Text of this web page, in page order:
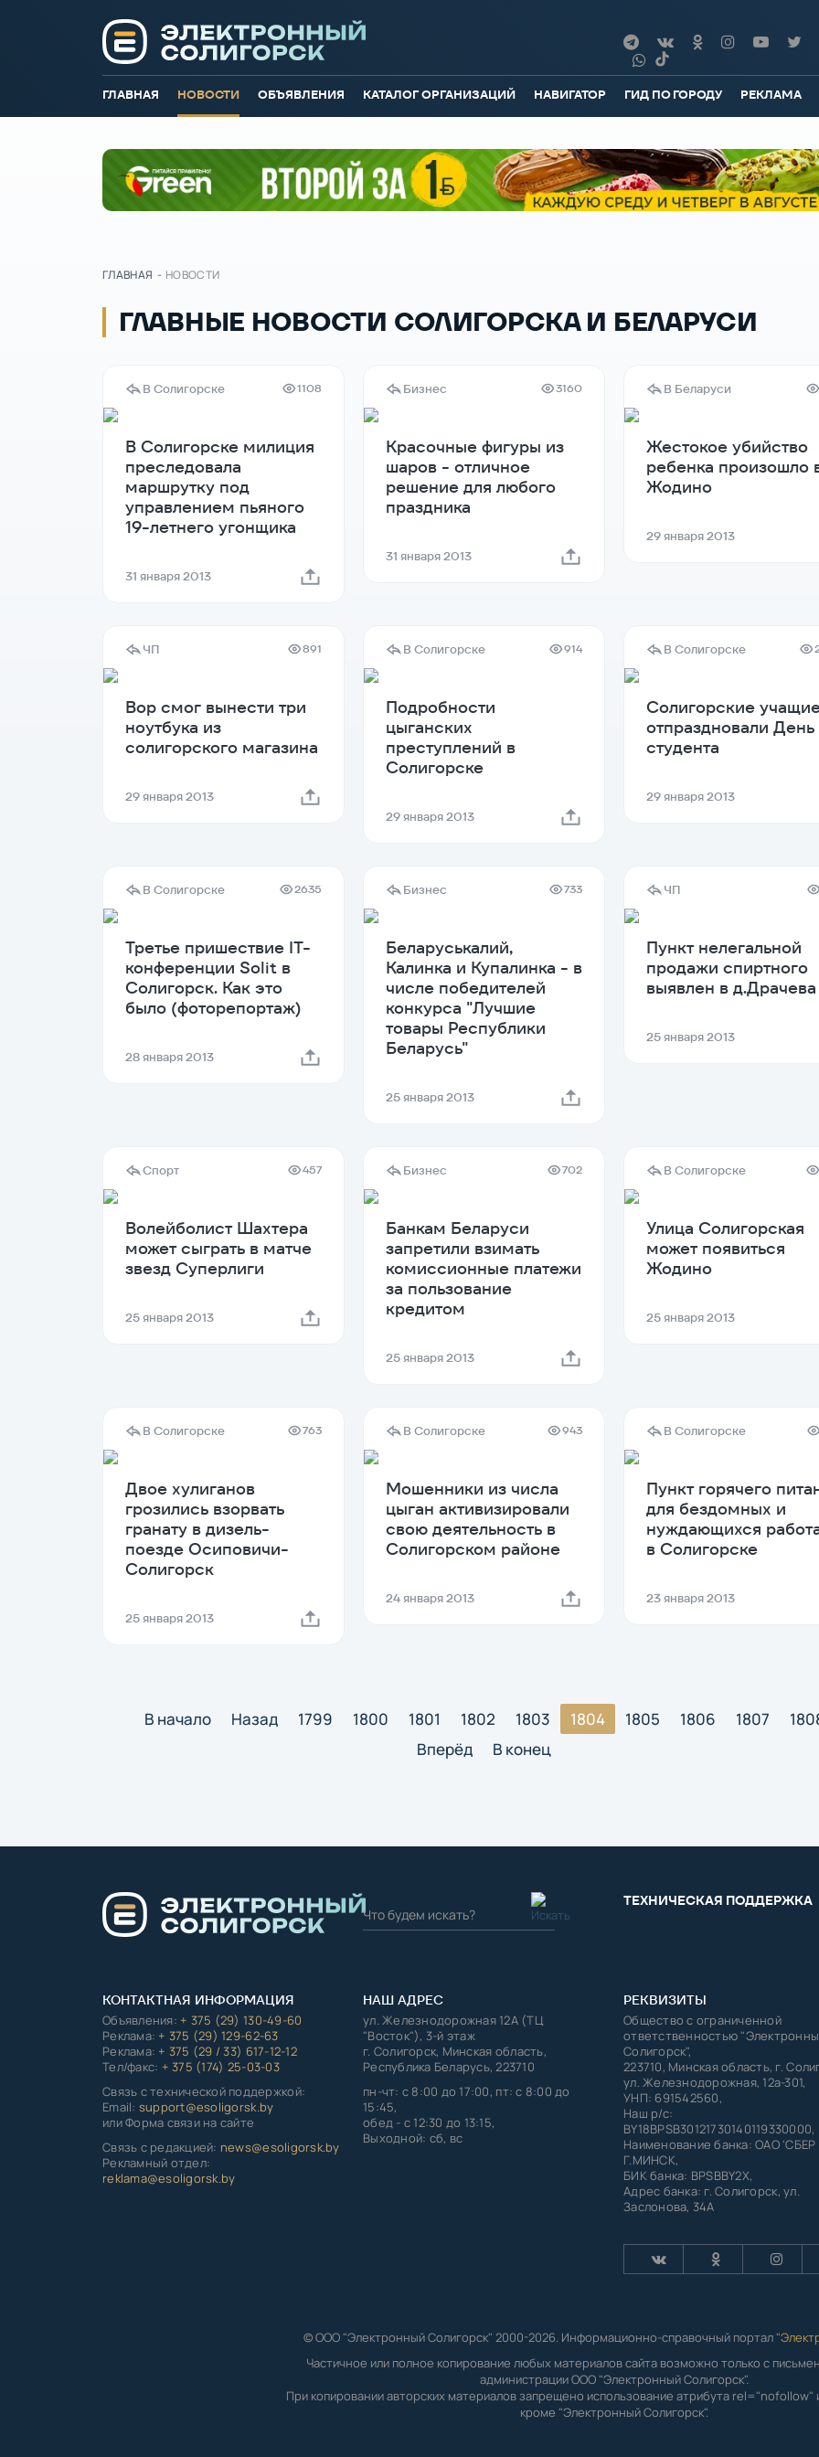
ГЛАВНАЯ НОВОСТИ ОБЪЯВЛЕНИЯ КАТАЛОГ ОРГАНИЗАЦИЙ НАВИГАТОР ГИД ПО ГОРОДУ РЕКЛАМА
ГЛАВНАЯ - НОВОСТИ
ГЛАВНЫЕ НОВОСТИ СОЛИГОРСКА И БЕЛАРУСИ
В Солигорске 1108
В Солигорске милиция
преследовала
маршрутку под
управлением пьяного
19-летнего угонщика
31 января 2013
Бизнес 3160
Красочные фигуры из
шаров - отличное
решение для любого
праздника
31 января 2013
В Беларуси
Жестокое убийство
ребенка произошло
Жодино
29 января 2013
ЧП 891
Вор смог вынести три
ноутбука из
солигорского магазина
29 января 2013
В Солигорске 914
Подробности
цыганских
преступлений в
Солигорске
29 января 2013
В Солигорске
Солигорские
отпраздновали День
студента
29 января 2013
В Солигорске 2635
Третье пришествие IT-
конференции Solit в
Солигорск. Как это
было (фоторепортаж)
28 января 2013
Бизнес 733
Беларуськалий,
Калинка и Купалинка - в
числе победителей
конкурса "Лучшие
товары Республики
Беларусь"
25 января 2013
ЧП
Пункт нелегальной
продажи спиртного
выявлен в д.Драчева
25 января 2013
Спорт 457
Волейболист Шахтера
может сыграть в матче
звезд Суперлиги
25 января 2013
Бизнес 702
Банкам Беларуси
запретили взимать
комиссионные платежи
за пользование
кредитом
25 января 2013
В Солигорске
Улица Солигорская
может появиться
Жодино
25 января 2013
В Солигорске 763
Двое хулиганов
грозились взорвать
гранату в дизель-
поезде Осиповичи-
Солигорск
25 января 2013
В Солигорске 943
Мошенники из числа
цыган активизировали
свою деятельность в
Солигорском районе
24 января 2013
В Солигорске
Пункт горячего
для бездомных и
нуждающихся
в Солигорске
23 января 2013
В начало Назад 1799 1800 1801 1802 1803 1804 1805 1806 1807
Вперёд
В конец
ТЕХНИЧЕСКАЯ ПОДДЕРЖКА
КОНТАКТНАЯ ИНФОРМАЦИЯ
Объявления:+ 375 (29) 130-49-60
Реклама:+ 375 (29) 129-62-63
Реклама:+ 375 (29 / 33) 617-12-12
Тел/факс: + 375 (174) 25-03-03
Связь с технической поддержкой:
Email: support@esoligorsk.by
или Форма связи на сайте
Связь с редакцией: news@esoligorsk.by
Рекламный отдел:
reklama@esoligorsk.by
НАШ АДРЕС
ул. Железнодорожная 12А (ТЦ
"Восток"), 3-й этаж
г. Солигорск, Минская область,
Республика Беларусь, 223710
пн-чт: с 8:00 до 17:00, пт: с 8:00 до
15:45,
обед - с 12:30 до 13:15,
Выходной: сб, вс
РЕКВИЗИТЫ
Общество с ограниченной
ответственностью
Солигорск",
223710, Минская область, г.
ул. Железнодорожная, 12а-301,
УНП: 691542560,
Наш р/с:
BY18BPSB30121730140119330000,
Наименование банка: ОАО
Г.МИНСК,
БИК банка: BPSBBY2X,
Адрес банка: г. Солигорск, ул.
Заслонова, 34А
© ООО "Электронный Солигорск" 2000-2026. Информационно-справочный портал "
Частичное или полное копирование любых материалов сайта возможно только с
администрации ООО "Электронный Солигорск".
При копировании авторских материалов запрещено использование атрибута rel="nofollow"
кроме "Электронный Солигорск".